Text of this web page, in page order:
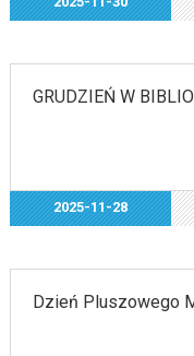
GRUDZIEŃ W
2025-11-28
Dzień Pluszowego